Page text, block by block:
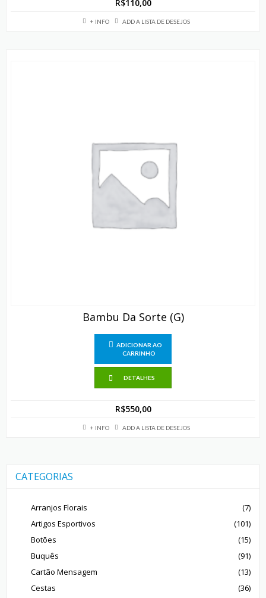
R$110,00
+ INFO ADD A LISTA DE DESEJOS
Bambu Da Sorte (G)
ADICIONAR AO
CARRINHO
DETALHES
R$550,00
+ INFO ADD A LISTA DE DESEJOS
CATEGORIAS
Arranjos Florais
(7)
Artigos Esportivos
(101)
Botões
(15)
Buquês
(91)
Cartão Mensagem
(13)
Cestas
(36)